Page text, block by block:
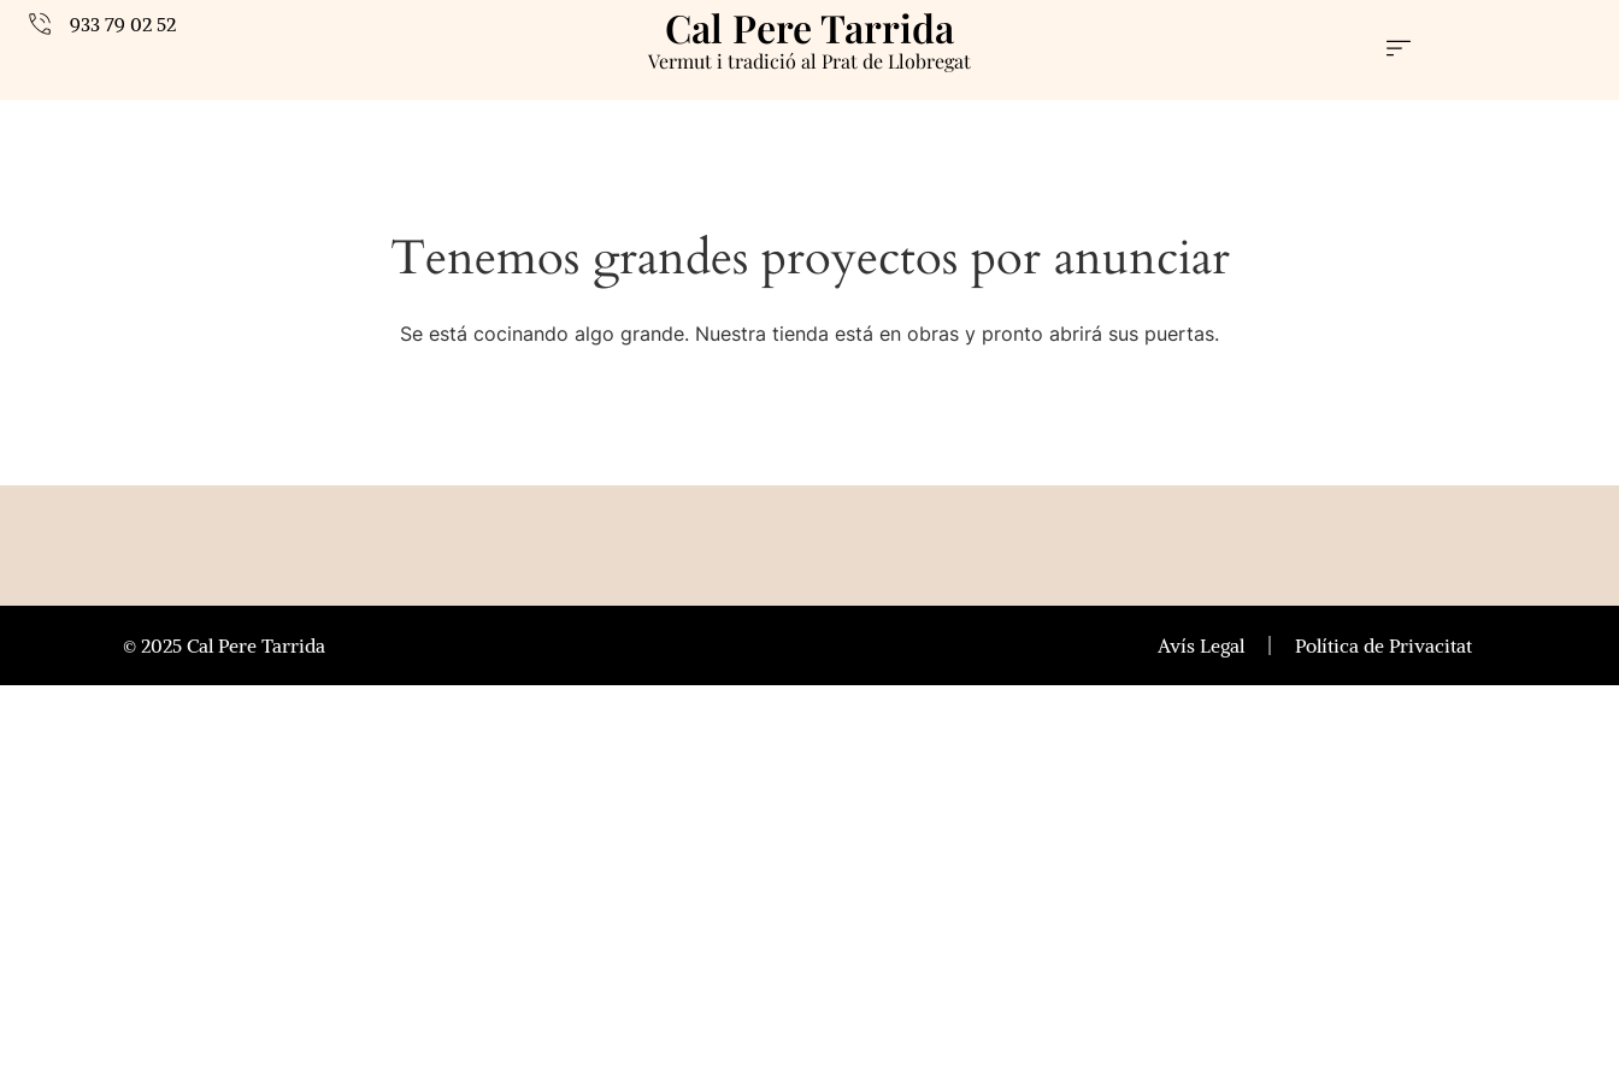
933 79 02 52 Cal Pere Tarrida
Vermut i tradició al Prat de Llobregat
Tenemos grandes proyectos por anunciar
Se está cocinando algo grande. Nuestra tienda está en obras y pronto abrirá sus puertas.
© 2025 Cal Pere Tarrida Avís Legal Política de Privacitat